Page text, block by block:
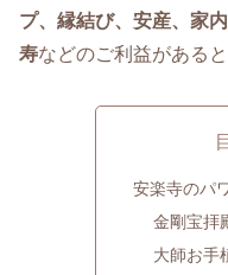
プ、縁結び、安産、家
寿などのご利益がある
安楽寺のパ
金剛宝拝
大師お手